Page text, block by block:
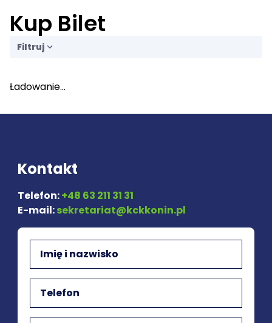
Kup Bilet
Filtruj
Ładowanie...
Kontakt
Telefon:+48 63 211 31 31
E-mail:sekretariat@kckkonin.pl